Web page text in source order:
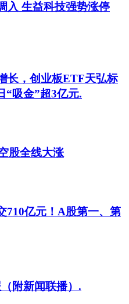
入 生益科技强势涨停
长，创业板ETF天弘标
“吸金”超3亿元.
股全线大涨
710亿元！A股第一、第
附新闻联播）.